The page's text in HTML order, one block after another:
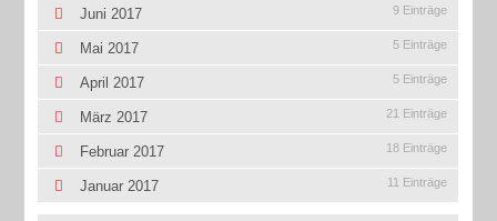
Juni 2017 9 Einträge
Mai 2017 5 Einträge
April 2017 5 Einträge
März 2017 21 Einträge
Februar 2017 18 Einträge
Januar 2017 11 Einträge